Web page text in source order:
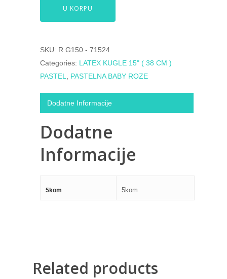
U KORPU
SKU: R.G150 - 71524
Categories: LATEX KUGLE 15" ( 38 CM )
PASTEL
PASTELNA BABY ROZE
Dodatne Informacije
Dodatne
Informacije
5kom 5kom
Related products